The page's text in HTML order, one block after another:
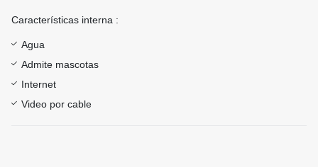
Características interna :
Agua
Admite mascotas
Internet
Video por cable